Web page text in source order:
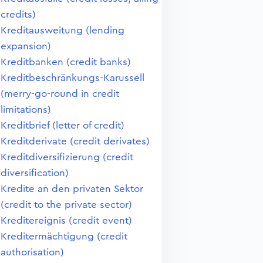
credits)
Kreditausweitung (lending
expansion)
Kreditbanken (credit banks)
Kreditbeschränkungs-Karussell
(merry-go-round in credit
limitations)
Kreditbrief (letter of credit)
Kreditderivate (credit derivates)
Kreditdiversifizierung (credit
diversification)
Kredite an den privaten Sektor
(credit to the private sector)
Kreditereignis (credit event)
Kreditermächtigung (credit
authorisation)